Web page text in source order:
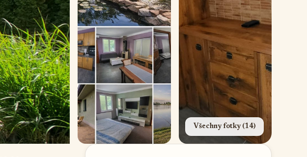
Všechny fotky (14)